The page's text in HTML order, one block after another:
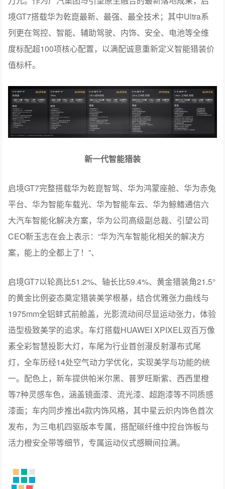
境GT7搭载华为乾崑最新、最强、最全技术；其中Ultra系
列更在驾控、智能、辅助驾驶、内饰、安全、电池等全维
度标配超100项核心配置，以满配诚意重新定义智能猎装价
值标杆。
新一代智能猎装
启境GT7完整搭载华为乾崑智驾、华为鸿蒙座舱、华为赤兔
平台、华为智能车载光、华为智能车云、华为鲸鳍通信六
大汽车智能化解决方案，华为公司高级副总裁、引望公司
CEO靳玉志在会上表示：“华为汽车智能化相关的解决方
案，能上的全都上了！”、
启境GT7以轮高比51.2%、轴长比59.4%、黄金猎装角21.5°
的黄金比例姿态奠定猎装美学根基，结合优雅张力曲线与
1975mm全铝蚌式前舱盖，光影流动间尽显运动张力，体验
造型极致美学的追求。车灯搭载HUAWEI XPIXEL双百万像
素全彩智慧投影大灯，车尾为行业首创漫反射瀑布式尾
灯，全车历经14处空气动力学优化，实现美学与功能的统
一。配色上，新车提供帕米尔黑、普罗旺斯紫、西西里橙
等7种灵感车色，涵盖镜面漆、流光漆、超跑漆等不同质感
漆面；车内同步推出4款内饰风格，其中星云炽内饰色首次
发布，为三电机四驱版本专属，搭配碳纤维中控台饰板与
活力橙安全带等细节，专属运动仪式感瞬间拉满。